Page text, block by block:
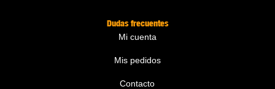
Dudas frecuentes
Mi cuenta
Mis pedidos
Contacto